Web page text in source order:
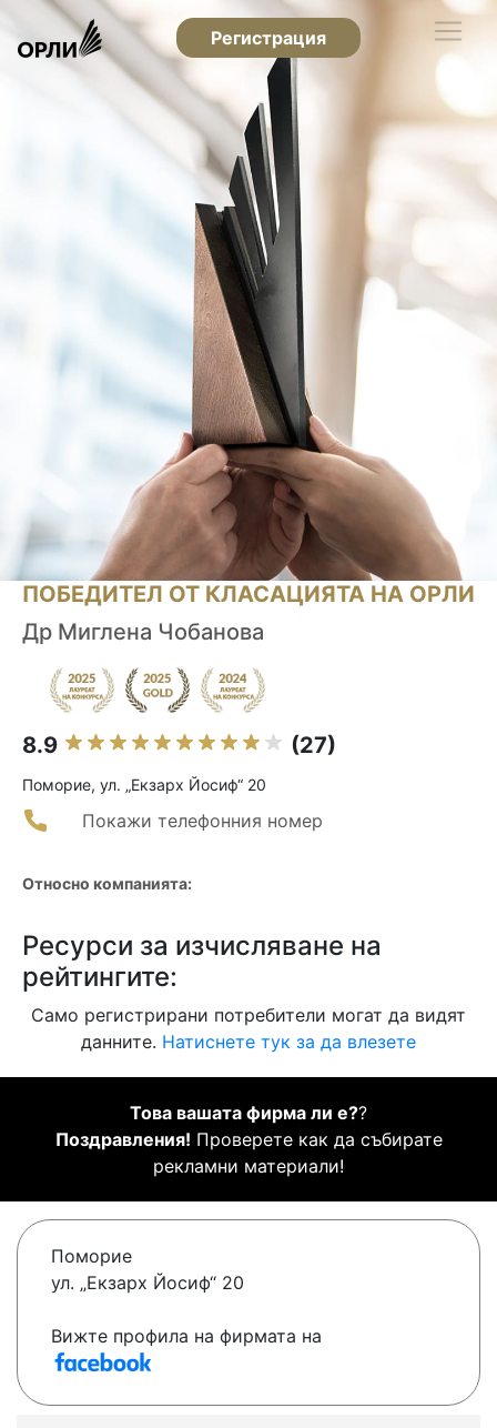
Регистрация
ПОБЕДИТЕЛ ОТ КЛАСАЦИЯТА НА ОРЛИ
Др Миглена Чобанова
8.9 (27)
Поморие, ул. „Екзарх Йосиф“ 20
Покажи телефонния номер
Относно компанията:
Ресурси за изчисляване на
рейтингите:
Само регистрирани потребители могат да видят
данните. Натиснете тук за да влезете
Това вашата фирма ли е??
Поздравления! Проверете как да събирате
рекламни материали!
Поморие
ул. „Екзарх Йосиф“ 20
Вижте профила на фирмата на